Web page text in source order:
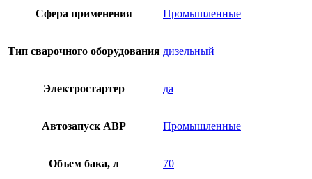
Сфера применения Промышленные
Тип сварочного оборудования дизельный
Электростартер да
Автозапуск АВР Промышленные
Объем бака, л 70